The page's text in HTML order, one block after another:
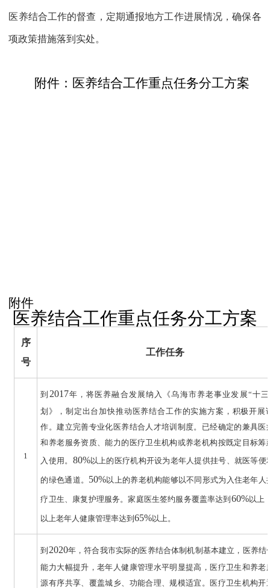
医养结合工作的督查，定期通报地方工作进展情况，确保各
项政策措施落到实处。
附件：医养结合工作重点任务分工方案
附件
医养结合工作重点任务分工方案
序
号
工作任务
1
到 2017年，将医养融合发展纳入《乌海市养老事业发展“十
划》，制定出台加快推动医养结合工作的实施方案，积极开展
作。建立完善专业化医养结合人才培训制度。已经确定的兼具医
和养老服务资质、能力的医疗卫生机构或养老机构按既定目标筹
入使用。 80%以上的医疗机构开设为老年人提供挂号、就医等便
的绿色通道。 50%以上的养老机构能够以不同形式为入住老年人
疗卫生、康复护理服务。家庭医生签约服务覆盖率达到 60%以上
以上老年人健康管理率达到65%以上。
到 2020年，符合我市实际的医养结合体制机制基本建立，医养结
能力大幅提升，老年人健康管理水平明显提高，医疗卫生和养老
源有序共享、覆盖城乡、功能合理、规模适宜。医疗卫生机构开